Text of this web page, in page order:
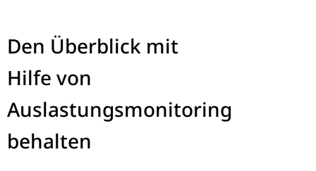
Den Überblick mit
Hilfe von
Auslastungsmonitoring
behalten